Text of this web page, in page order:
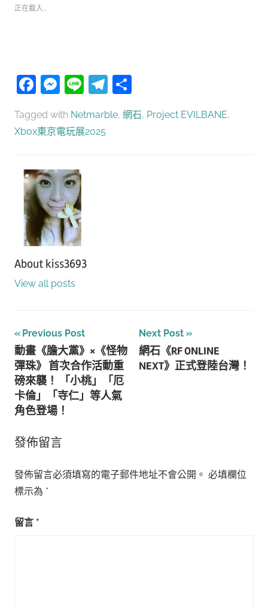
正在載入...
Facebook
Messenger
LineTelegram
Tagged with Netmarble, 網石, Project EVILBANE,
Xbox東京電玩展2025
About kiss3693
View all posts
文
章
導
覽
Previous Post
動畫《膽大黨》×《怪物
彈珠》 首次合作活動重
磅來襲！ 「小桃」「厄
卡倫」「寺仁」等人氣
角色登場！
Next Post
網石《RF ONLINE
NEXT》正式登陸台灣！
發佈留言
發佈留言必須填寫的電子郵件地址不會公開。 必填欄位
標示為 *
留言 *